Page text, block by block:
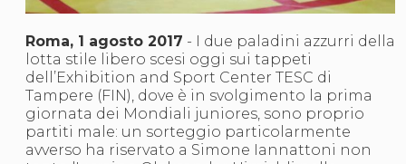
Capoeira
Grappling
BJJ
Pancrazio/Pankration
S'istrumpa
News
Calendario Attività
Roma, 1 agosto 2017 - I due paladini azzurri della
lotta stile libero scesi oggi sui tappeti
dell’Exhibition and Sport Center TESC di
Tampere (FIN), dove è in svolgimento la prima
giornata dei Mondiali juniores, sono proprio
partiti male: un sorteggio particolarmente
avverso ha riservato a Simone Iannattoni non